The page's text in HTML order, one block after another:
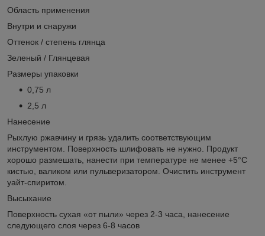
Область применения
Внутри и снаружи
Оттенок / степень глянца
Зеленый / Глянцевая
Размеры упаковки
0,75 л
2,5 л
Нанесение
Рыхлую ржавчину и грязь удалить соответствующим
инструментом. Поверхность шлифовать не нужно. Продукт
хорошо размешать, нанести при температуре не менее +5°C
кистью, валиком или пульверизатором. Очистить инструмент
уайт-спиритом.
Высыхание
Поверхность сухая «от пыли» через 2-3 часа, нанесение
следующего слоя через 6-8 часов